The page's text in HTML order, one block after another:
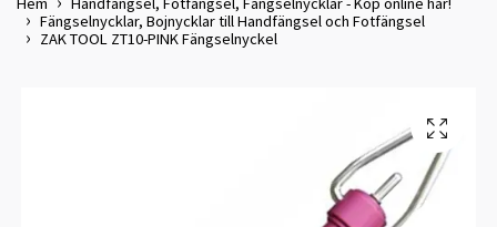
Fängselnycklar, Bojnycklar till Handfängsel och Fotfängsel
ZAK TOOL ZT10-PINK Fängselnyckel